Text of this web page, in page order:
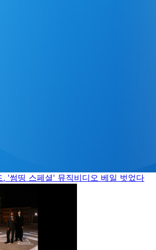
, '썸띵 스페셜' 뮤직비디오 베일 벗었다